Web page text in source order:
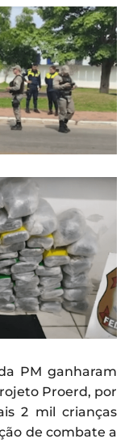
PM ganharam
Proerd, por
2 mil crianças
de combate a